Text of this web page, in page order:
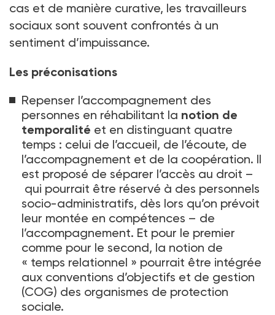
cas et de manière curative, les travailleurs
sociaux sont souvent confrontés à un
sentiment d’impuissance.
Les préconisations
Repenser l’accompagnement des
personnes en réhabilitant la notion de
temporalité et en distinguant quatre
temps : celui de l’accueil, de l’écoute, de
l’accompagnement et de la coopération. Il
est proposé de séparer l’accès au droit –
qui pourrait être réservé à des personnels
socio-administratifs, dès lors qu’on prévoit
leur montée en compétences – de
l’accompagnement. Et pour le premier
comme pour le second, la notion de
« temps relationnel » pourrait être intégrée
aux conventions d’objectifs et de gestion
(COG) des organismes de protection
sociale.